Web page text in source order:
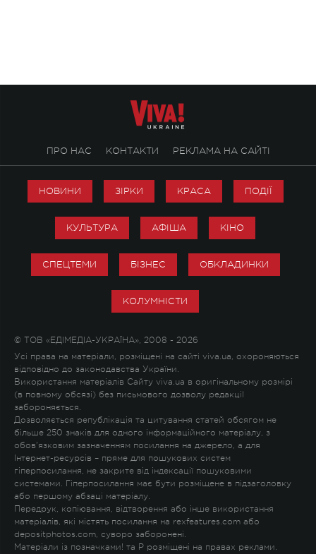
ПРО НАС КОНТАКТИ РЕКЛАМА НА САЙТІ
НОВИНИ ЗІРКИ КРАСА ПОДІЇ
КУЛЬТУРА АФІША КІНО
СПЕЦТЕМИ БІЗНЕС ОБКЛАДИНКИ
КОЛУМНІСТИ
© ТОВ «ЕДІМЕДІА-УКРАЇНА», 2008 - 2026
Усі права на матеріали, розміщені на сайті viva.ua, охороняються
відповідно до законодавства України.
Використання матеріалів Сайту viva.ua в оригінальному розмірі
(в повному обсязі) без письмового дозволу редакції
забороняється.
Дозволяється републікація та цитування статей обсягом не
більше 250 знаків для одного інформаційного матеріалу, з
обов'язковим зазначенням посилання на джерело, а для
Інтернет-ресурсів – пряме для пошукових систем
гіперпосилання, не закрите від індексації пошуковими
системами. Гіперпосилання має бути розміщене в підзаголовку
або першому абзаці матеріалу.
Передрук, копіювання, відтворення або інше використання
матеріалів, які містять посилання на rexfeatures.com або
depositphotos.com, суворо заборонені.
Матеріали із позначками! та P розміщені на правах реклами.